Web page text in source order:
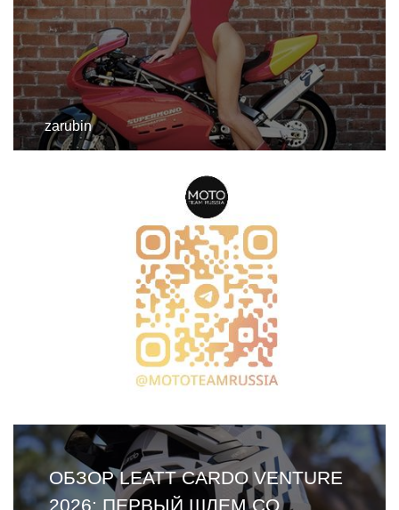
zarubin
ОБЗОР LEATT CARDO VENTURE
2026: ПЕРВЫЙ ШЛЕМ СО